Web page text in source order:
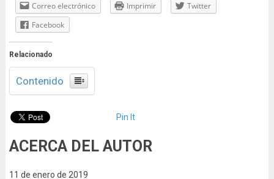
Correo electrónico Imprimir
Twitter
Facebook
Relacionado
Contenido
Pin It
ACERCA DEL AUTOR
11 de enero de 2019